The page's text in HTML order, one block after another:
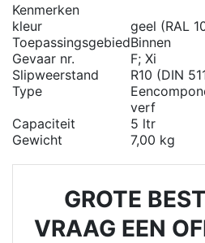
Kenmerken
kleur
geel (RAL
ToepassingsgebiedBinnen
Gevaar nr.
F; Xi
Slipweerstand
R10 (DIN
Type
verf
Capaciteit
5 ltr
Gewicht
7,00 kg
GROTE
VRAAG EEN